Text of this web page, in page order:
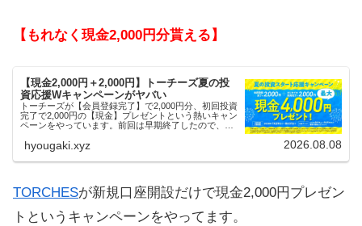
【もれなく現金2,000円分貰える】
【現金2,000円＋2,000円】トーチーズ夏の投
資応援Wキャンペーンがヤバい
トーチーズが【会員登録完了】で2,000円分、初回投資
完了で2,000円の【現金】プレゼントという熱いキャン
ペーンをやっています。前回は早期終了したので、使
hyougaki.xyz 2026.08.08
TORCHESが新規口座開設だけで現金2,000円プレゼン
トというキャンペーンをやってます。